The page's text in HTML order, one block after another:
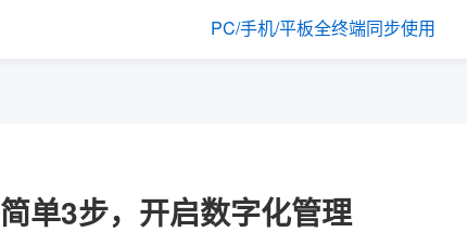
PC/手机/平板全终端同步使用
简单3步，开启数字化管理